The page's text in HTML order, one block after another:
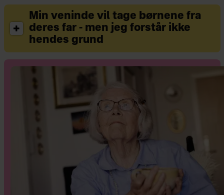
Min veninde vil tage børnene fra
deres far - men jeg forstår ikke
hendes grund